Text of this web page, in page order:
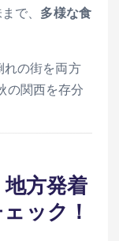
で、 多様な食
の街を両方
の関西を存分
方発着
ック！